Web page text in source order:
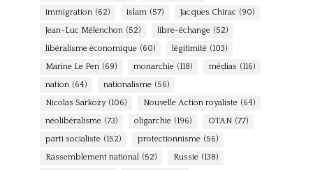
immigration (62) islam (57) Jacques Chirac (90)
Jean-Luc Mélenchon (52) libre-échange (52)
libéralisme économique (60) légitimité (103)
Marine Le Pen (69) monarchie (118) médias (116)
nation (64) nationalisme (56)
Nicolas Sarkozy (106) Nouvelle Action royaliste (64)
néolibéralisme (73) oligarchie (196) OTAN (77)
parti socialiste (152) protectionnisme (56)
Rassemblement national (52) Russie (138)